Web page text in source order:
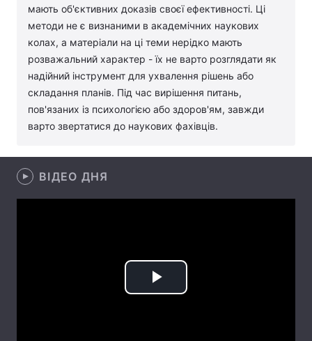
Архів Вакансії
Контакти
Послуги
мають об'єктивних доказів своєї ефективності. Ці
методи не є визнаними в академічних наукових
колах, а матеріали на ці теми нерідко мають
розважальний характер - їх не варто розглядати як
надійний інструмент для ухвалення рішень або
складання планів. Під час вирішення питань,
пов'язаних із психологією або здоров'ям, завжди
варто звертатися до наукових фахівців.
ВІДЕО ДНЯ
Play